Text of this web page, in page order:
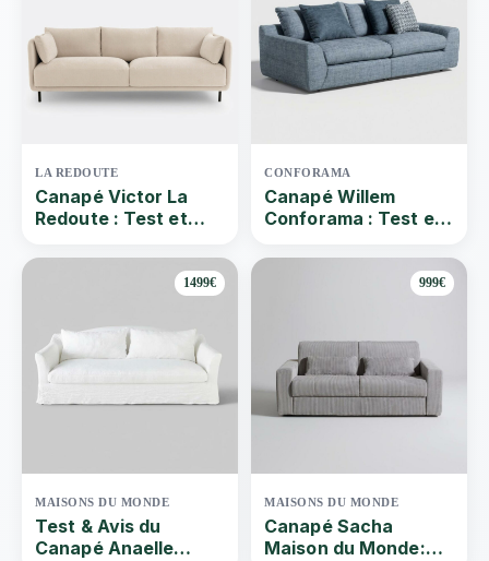
LA REDOUTE
Canapé Victor La
Redoute : Test et
3 places
CONFORAMA
Canapé Willem
Conforama : Test et
en microfibre 3
1499€
MAISONS DU MONDE
Test & Avis du
Canapé Anaelle
999€
MAISONS DU MONDE
Canapé Sacha
Maison du Monde: